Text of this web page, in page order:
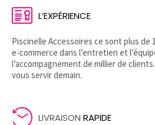
L’EXPÉRIENCE
Piscinelle Accessoires ce sont plus de
e-commerce dans l’entretien et
l’accompagnement de millier de
vous servir demain.
LIVRAISON RAPIDE